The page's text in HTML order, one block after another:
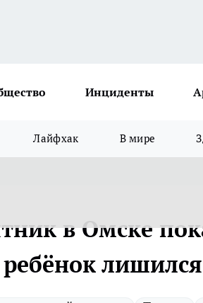
Инциденты
Лайфхак В мире
в Омске